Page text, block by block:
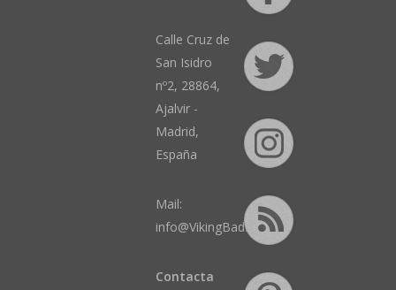
Calle Cruz de
San Isidro
nº2, 28864,
Ajalvir -
Madrid,
España
Mail:
info@VikingBad.es
Contacta